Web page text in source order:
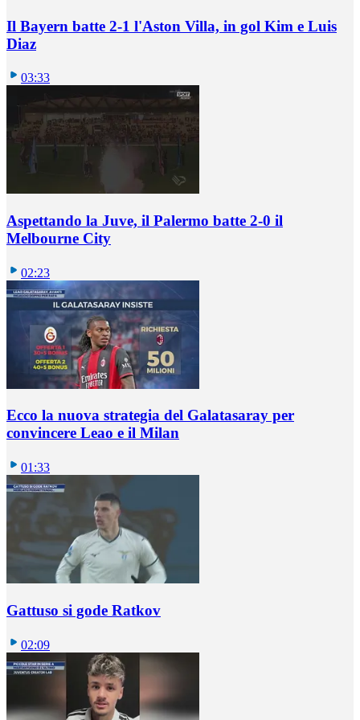
Il Bayern batte 2-1 l'Aston Villa, in gol Kim e Luis
Diaz
03:33
Aspettando la Juve, il Palermo batte 2-0 il
Melbourne City
02:23
Ecco la nuova strategia del Galatasaray per
convincere Leao e il Milan
01:33
Gattuso si gode Ratkov
02:09